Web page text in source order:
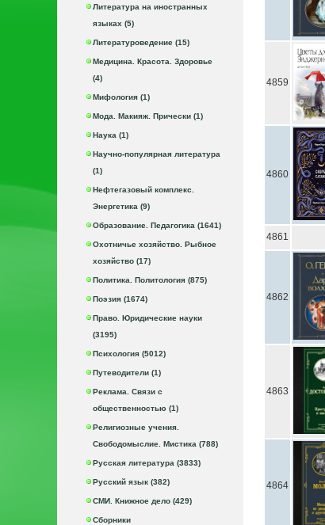
Литература на иностранных
языках (5)
Литературоведение (15)
Медицина. Красота. Здоровье
(4)
Мифология (1)
Мода. Макияж. Прически (1)
Наука (1)
Научно-популярная литература
(1)
Нефтегазовый комплекс.
Энергетика (9)
Образование. Педагогика (1641)
Охотничье хозяйство. Рыбное
хозяйство (17)
Политика. Политология (875)
Поэзия (1674)
Право. Юридические науки
(3195)
Психология (5012)
Путеводители (1)
Реклама. Связи с
общественностью (1)
Религиозные учения.
Свободомыслие. Мистика (788)
Русская литература (3833)
Русский язык (382)
СМИ. Книжное дело (429)
Сборники
4859
4860
4861
4862
4863
4864